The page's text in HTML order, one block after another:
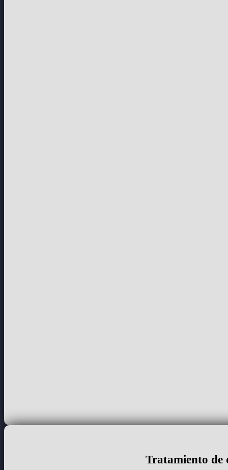
Tratamiento de